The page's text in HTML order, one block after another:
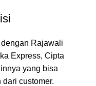
Rajawali
Express, Cipta
yang bisa
customer.